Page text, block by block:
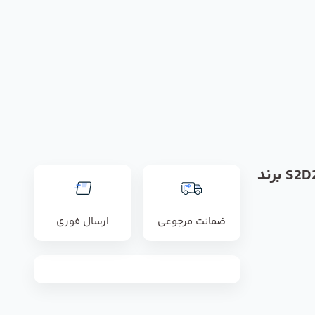
فن مدل S2D250-BA02-02 برند
ضمانت مرجوعی ارسال فوری